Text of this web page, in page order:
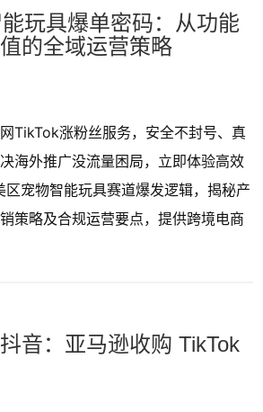
玩具爆单密码：从功能
的全域运营策略
TikTok涨粉丝服务，安全不封号、真
海外推广没流量困局，立即体验高效
宠物智能玩具赛道爆发逻辑，揭秘产
策略及合规运营要点，提供跨境电商
音：亚马逊收购 TikTok